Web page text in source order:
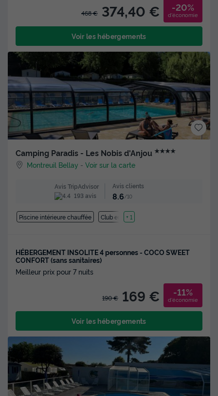
468 € 374,40 € -20%
d'économie
Voir les hébergements
Camping Paradis - Les Nobis d'Anjou ★★★★
Montreuil Bellay -Voir sur la carte
Avis TripAdvisor
193 avis
Avis clients
8.6/10
Piscine intérieure chauffée Club enfant
+ 1
HÉBERGEMENT INSOLITE 4 personnes - COCO SWEET
CONFORT (sans sanitaires)
Meilleur prix pour 7 nuits
190 € 169 € -11%
d'économie
Voir les hébergements